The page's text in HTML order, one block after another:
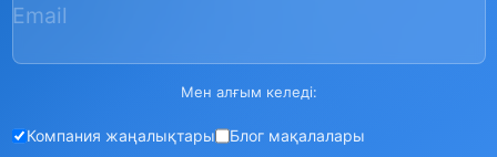
Email
Мен алғым келеді:
Компания жаңалықтары Блог мақалалары